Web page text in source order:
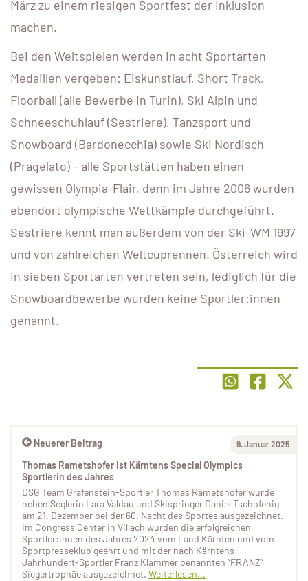
März zu einem riesigen Sportfest der Inklusion
machen.
Bei den Weltspielen werden in acht Sportarten
Medaillen vergeben: Eiskunstlauf, Short Track,
Floorball (alle Bewerbe in Turin), Ski Alpin und
Schneeschuhlauf (Sestriere), Tanzsport und
Snowboard (Bardonecchia) sowie Ski Nordisch
(Pragelato) – alle Sportstätten haben einen
gewissen Olympia-Flair, denn im Jahre 2006 wurden
ebendort olympische Wettkämpfe durchgeführt.
Sestriere kennt man außerdem von der Ski-WM 1997
und von zahlreichen Weltcuprennen. Österreich wird
in sieben Sportarten vertreten sein, lediglich für die
Snowboardbewerbe wurden keine Sportler:innen
genannt.
Neuerer Beitrag 9. Januar 2025
Thomas Rametshofer ist Kärntens Special Olympics
Sportlerin des Jahres
DSG Team Grafenstein-Sportler Thomas Rametshofer wurde
neben Seglerin Lara Valdau und Skispringer Daniel Tschofenig
am 21. Dezember bei der 60. Nacht des Sportes ausgezeichnet.
Im Congress Center in Villach wurden die erfolgreichen
Sportler:innen des Jahres 2024 vom Land Kärnten und vom
Sportpresseklub geehrt und mit der nach Kärntens
Jahrhundert-Sportler Franz Klammer benannten “FRANZ“
Siegertrophäe ausgezeichnet. Weiterlesen...